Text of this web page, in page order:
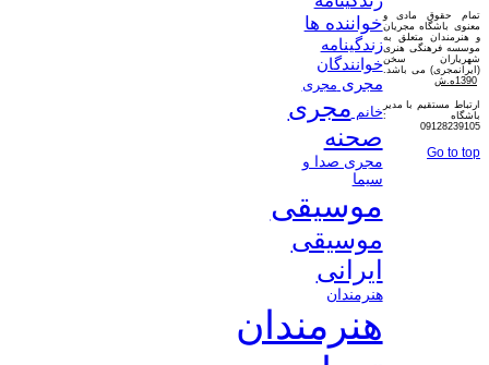
خواننده ها
زندگینامه
خوانندگان
مجری مجری
خانم مجری
صحنه
مجری صدا و
سیما
موسیقی
موسیقی
ایرانی
هنرمندان
هنرمندان
تمام حقوق مادی و
معنوی باشگاه مجریان
و هنرمندان متعلق به
موسسه فرهنگی هنری
شهریاران سخن
(ایرانمجری) می باشد.
1390ه.ش
ارتباط مستقیم با مدیر
باشگاه :
09128239105
Go to top